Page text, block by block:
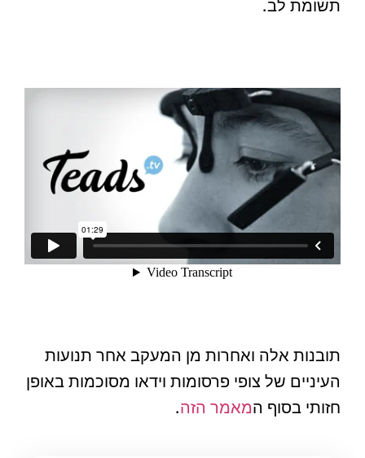
תשומת לב.
תובנות אלה ואחרות מן המעקב אחר תנועות
העיניים של צופי פרסומות וידאו מסוכמות באופן
חזותי בסוף המאמר הזה.